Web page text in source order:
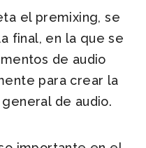
el premixing, se
final, en la que se
de audio
para crear la
de audio.